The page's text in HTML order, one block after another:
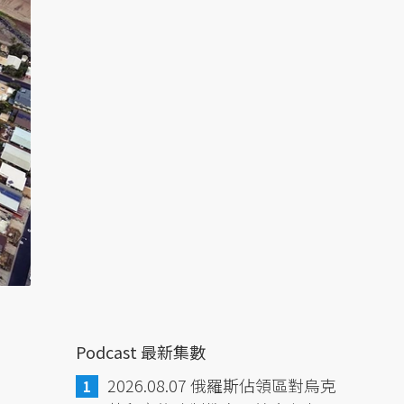
Podcast 最新集數
2026.08.07 俄羅斯佔領區對烏克